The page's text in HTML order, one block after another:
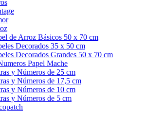
de Arroz Básicos 50 x 70 cm
Decorados 35 x 50 cm
Decorados Grandes 50 x 70 cm
Papel Mache
y Números de 25 cm
y Números de 17,5 cm
y Números de 10 cm
y Números de 5 cm